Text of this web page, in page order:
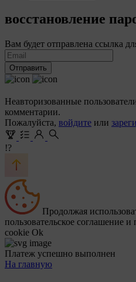
восстановление
Вам будет отправлена ссылка
Отправить
Неавторизованные
комментарии.
Пожалуйста, войдите или
!?
Продолжая
пользовательское соглашение
cookie Ok
Платеж успешно выполнен
На главную